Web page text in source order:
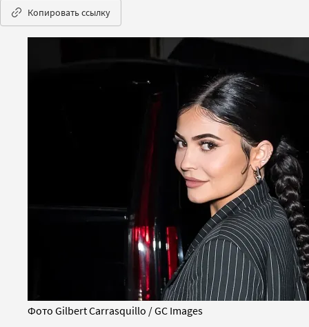
Копировать ссылку
Фото Gilbert Carrasquillo / GC Images